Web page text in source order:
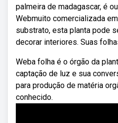
palmeira de madagascar, é
Webmuito comercializada
substrato, esta planta pode
decorar interiores. Suas
Weba folha é o órgão da
captação de luz e sua
para produção de matéria
conhecido.